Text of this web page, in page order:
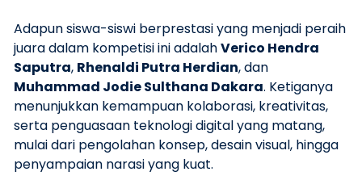
Adapun siswa-siswi berprestasi yang menjadi peraih
juara dalam kompetisi ini adalahVerico Hendra
Saputra, Rhenaldi Putra Herdian, dan
Muhammad Jodie Sulthana Dakara. Ketiganya
menunjukkan kemampuan kolaborasi, kreativitas,
serta penguasaan teknologi digital yang matang,
mulai dari pengolahan konsep, desain visual, hingga
penyampaian narasi yang kuat.